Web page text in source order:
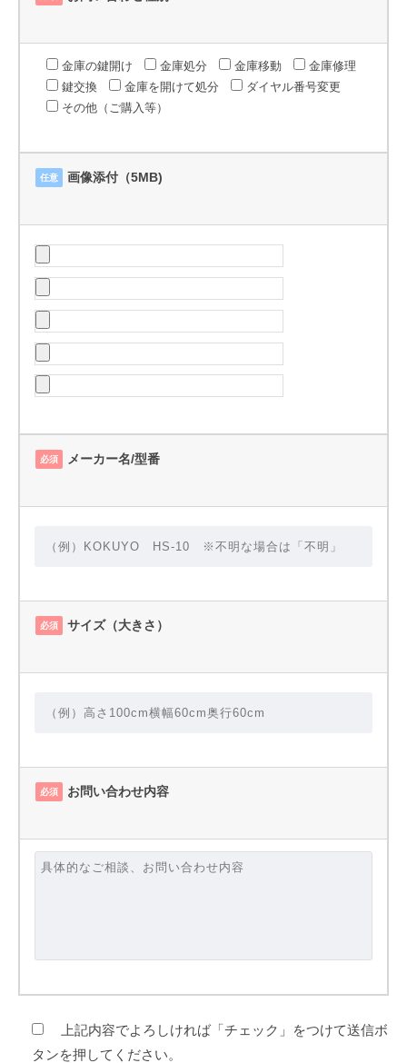
金庫の鍵開け 金庫処分 金庫移動
金庫修理
鍵交換
金庫を開けて処分
ダイヤル番号変更
その他（ご購入等）
任意 画像添付（5MB)
必須 メーカー名/型番
必須 サイズ（大きさ）
必須 お問い合わせ内容
上記内容でよろしければ「チェック」をつけて送信ボ
タンを押してください。